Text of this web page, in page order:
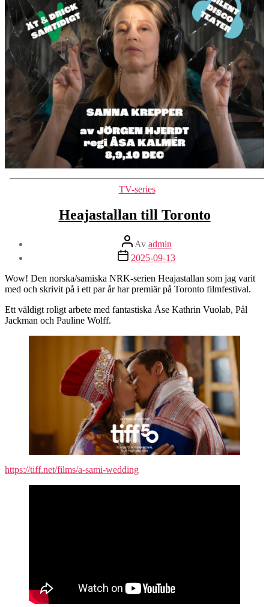
Kategorier
TV-series
Heajastallan till Toronto
Inläggsförfattare
Av admin
Inläggsdatum
2025-09-13
Wow! Den norska/samiska NRK-serien Heajastallan som jag varit
med och skrivit på i ett par år har premiär på Toronto filmfestival.
Ett väldigt roligt arbete med fantastiska Åse Kathrin Vuolab, Pål
Jackman och Pauline Wolff.
https://tiff.net/films/a-sami-wedding